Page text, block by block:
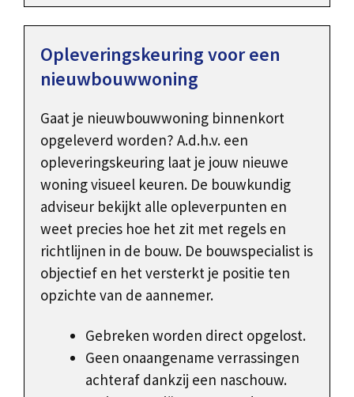
Opleveringskeuring voor een
nieuwbouwwoning
Gaat je nieuwbouwwoning binnenkort
opgeleverd worden? A.d.h.v. een
opleveringskeuring laat je jouw nieuwe
woning visueel keuren. De bouwkundig
adviseur bekijkt alle opleverpunten en
weet precies hoe het zit met regels en
richtlijnen in de bouw. De bouwspecialist is
objectief en het versterkt je positie ten
opzichte van de aannemer.
Gebreken worden direct opgelost.
Geen onaangename verrassingen
achteraf dankzij een naschouw.